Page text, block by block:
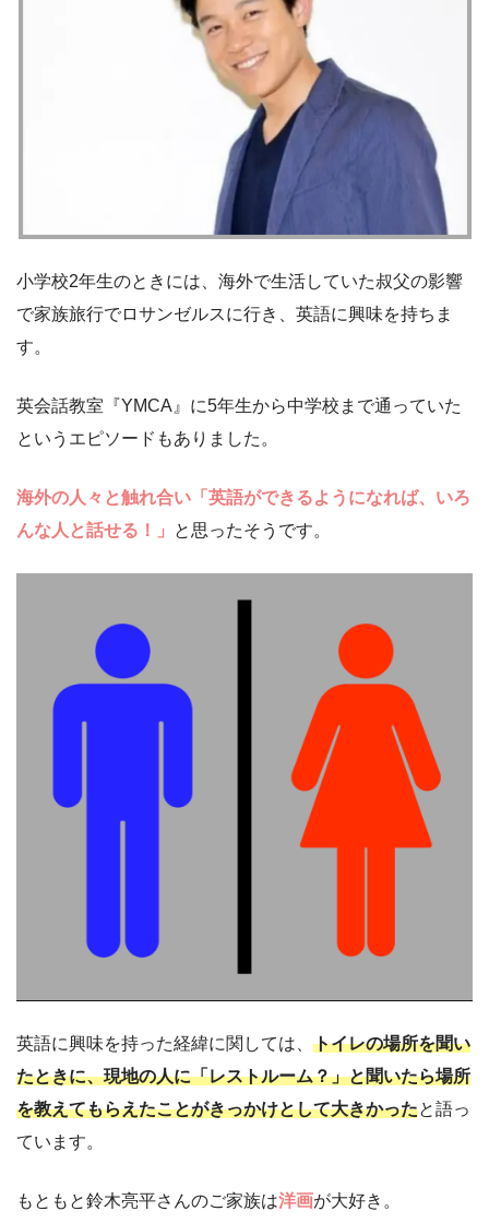
小学校2年生のときには、海外で生活していた叔父の影響
で家族旅行でロサンゼルスに行き、英語に興味を持ちま
す。
英会話教室『YMCA』に5年生から中学校まで通っていた
というエピソードもありました。
海外の人々と触れ合い「英語ができるようになれば、いろ
んな人と話せる！」
と思ったそうです。
英語に興味を持った経緯に関しては、 トイレの場所を聞い
たときに、現地の人に「レストルーム？」と聞いたら場所
を教えてもらえたことがきっかけとして大きかったと語っ
ています。
もともと鈴木亮平さんのご家族は洋画が大好き。